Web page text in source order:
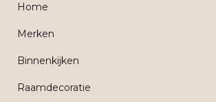
Home
Merken
Binnenkijken
Raamdecoratie